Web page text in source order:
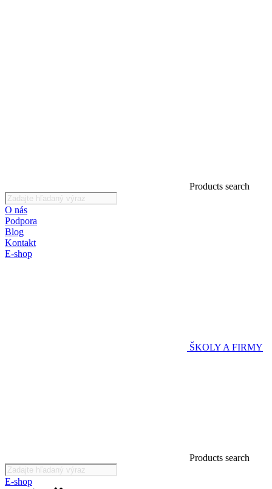
Products search
O nás
Podpora
Blog
Kontakt
E-shop
ŠKOLY A FIRMY
Products search
E-shop